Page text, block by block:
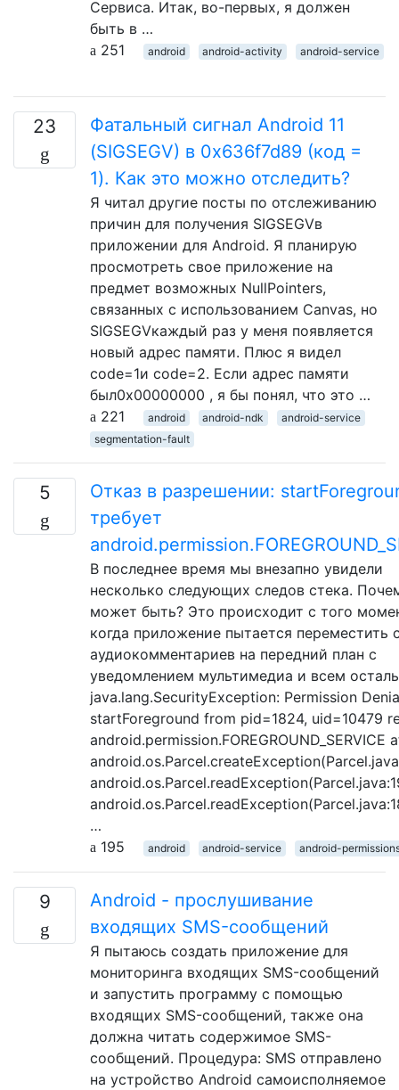
Сервиса. Итак, во-первых, я должен
быть в …
251
android android-activity android-service
23
Фатальный сигнал Android 11
(SIGSEGV) в 0x636f7d89 (код =
1). Как это можно отследить?
Я читал другие посты по отслеживанию
причин для получения SIGSEGVв
приложении для Android. Я планирую
просмотреть свое приложение на
предмет возможных NullPointers,
связанных с использованием Canvas, но
SIGSEGVкаждый раз у меня появляется
новый адрес памяти. Плюс я видел
code=1и code=2. Если адрес памяти
был0x00000000 , я бы понял, что это …
221
android android-ndk
android-service
segmentation-fault
5
Отказ в разрешении:
требует
В последнее время мы внезапно увидели
несколько следующих следов стека.
может быть? Это происходит с того
когда приложение пытается переместить
аудиокомментариев на передний план с
уведомлением мультимедиа и всем
java.lang.SecurityException: Permission
startForeground from pid=1824, uid=10479
android.permission.FOREGROUND_SERVICE
…
195
android android-service android-
9
Android - прослушивание
входящих SMS-сообщений
Я пытаюсь создать приложение для
мониторинга входящих SMS-сообщений
и запустить программу с помощью
входящих SMS-сообщений, также она
должна читать содержимое SMS-
сообщений. Процедура: SMS отправлено
на устройство Android самоисполняемое